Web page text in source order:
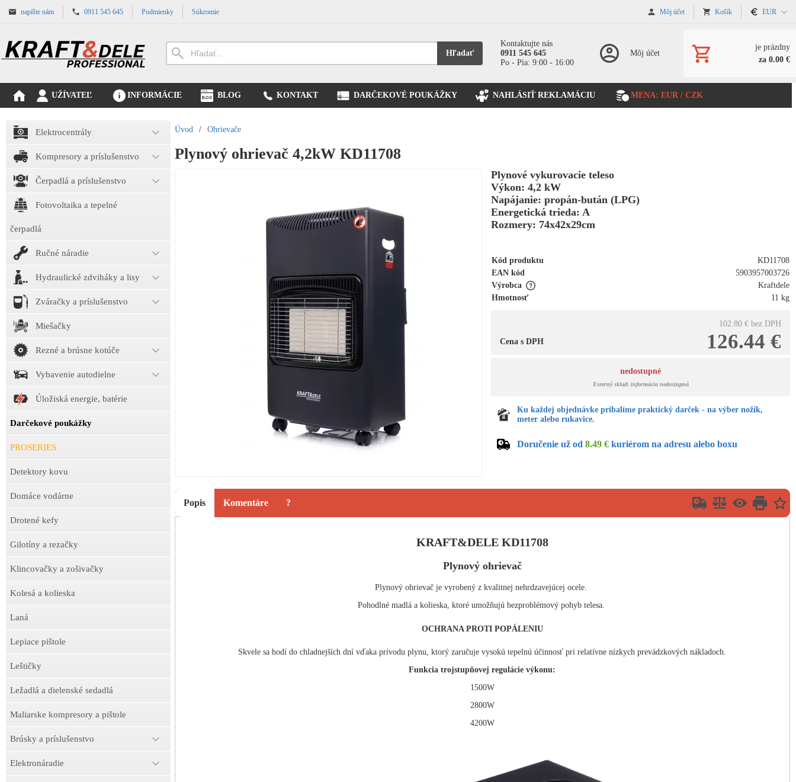
napíšte nám 0911 545 645 Podmienky Súkromie Môj účet Košík EUR
Hľadať
Kontaktujte nás
0911 545 645
Po - Pia: 9:00 - 16:00
Môj účet
je prázdny
za 0.00 €
UŽÍVATEĽ INFORMÁCIE BLOG KONTAKT DARČEKOVÉ POUKÁŽKY NAHLÁSIŤ REKLAMÁCIU MENA: EUR / CZK
Elektrocentrály
Kompresory a príslušenstvo
Čerpadlá a príslušenstvo
Fotovoltaika a tepelné
čerpadlá
Ručné náradie
Hydraulické zdviháky a lisy
Zváračky a príslušenstvo
Miešačky
Rezné a brúsne kotúče
Vybavenie autodielne
Úložiská energie, batérie
Darčekové poukážky
PROSERIES
Detektory kovu
Domáce vodárne
Drotené kefy
Gilotíny a rezačky
Klincovačky a zošivačky
Kolesá a kolieska
Laná
Lepiace pištole
Leštičky
Ležadlá a dielenské sedadlá
Maliarske kompresory a pištole
Brúsky a príslušenstvo
Elektronáradie
Úvod / Ohrievače
Plynový ohrievač 4,2kW KD11708
Plynové vykurovacie teleso
Výkon: 4,2 kW
Napájanie: propán-bután (LPG)
Energetická trieda: A
Rozmery: 74x42x29cm
Kód produktu
KD11708
EAN kód
5903957003726
Výrobca
Kraftdele
Hmotnosť
11 kg
102.80 € bez DPH
126.44 €
Cena s DPH
nedostupné
Externý sklad: informácia nedostupná
Ku každej objednávke pribalíme praktický darček - na výber nožík,
meter alebo rukavice.
Doručenie už od8.49 € kuriérom na adresu alebo boxu
Popis Komentáre ?
KRAFT&DELE KD11708
Plynový ohrievač
Plynový ohrievač je vyrobený z kvalitnej nehrdzavejúcej ocele.
Pohodlné madlá a kolieska, ktoré umožňujú bezproblémový pohyb telesa.
OCHRANA PROTI POPÁLENIU
Skvele sa hodí do chladnejších dní vďaka prívodu plynu, ktorý zaručuje vysokú tepelnú účinnosť pri relatívne nízkych prevádzkových nákladoch.
Funkcia trojstupňovej regulácie výkonu:
1500W
2800W
4200W